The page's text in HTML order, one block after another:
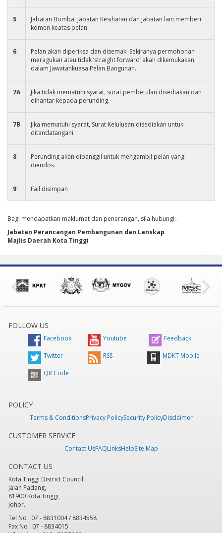
5
Jabatan Bomba, Jabatan Kesihatan dan jabatan lain memberi
komen keatas pelan.
6
Pelan akan diperiksa dan disemak. Sekiranya permohonan
meragukan atau tidak ‘straight forward’ akan dikemukakan
dalam Jawatankuasa Pelan Bangunan.
7A
Jika tidak mematuhi syarat, surat pembetulan disediakan dan
dihantar kepada perunding.
7B
Jika mematuhi syarat, Surat Kelulusan disediakan untuk
ditandatangani.
8
Perunding akan dipanggil untuk mengambil pelan yang
diendos.
9 Fail disimpan
Bagi mendapatkan maklumat dan penerangan, sila hubungi:-
Jabatan Perancangan Pembangunan dan Lanskap
Majlis Daerah Kota Tinggi
FOLLOW US
Facebook Youtube Feedback
Twitter RSS MDKT Mobile
QR Code
POLICY
Terms & ConditionsPrivacy PolicySecurity PolicyDisclaimer
CUSTOMER SERVICE
Contact UsFAQLinksHelpSite Map
CONTACT US
Kota Tinggi District Council
Jalan Padang,
81900 Kota Tinggi,
Johor.
Tel No : 07 - 8831004 / 8834558
Fax No : 07 - 8834015